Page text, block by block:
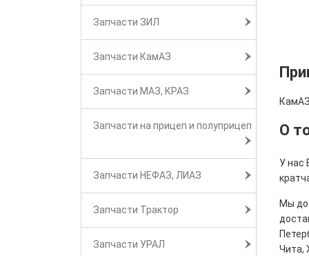
Запчасти ЗИЛ
Запчасти КамАЗ
Запчасти МАЗ, КРАЗ
Запчасти на прицеп и полуприцеп
Запчасти НЕФАЗ, ЛИАЗ
Запчасти Трактор
Запчасти УРАЛ
О
У нас
Мы
Чита,